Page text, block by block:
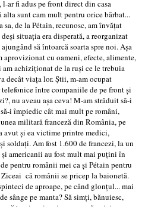
ar fi adus pe front direct din casa
sunt cam mult pentru orice bărbat...
de la Pétain, recunosc, am învăţat
situaţia era disperată, a reorganizat
să întoarcă soarta spre noi. Aşa
aprovizionat cu oameni, efecte, alimente,
achiziţionat de la ruşi ce le trebuia
decât viaţa lor. Ştii, m-am ocupat
între companiile de pe front şi
nu aveau aşa ceva! M-am străduit să-i
i împiedic cât mai mult pe români,
militară franceză din România, pe
avut şi ea victime printre medici,
soldaţi. Am fost 1.600 de francezi, la un
americanii au fost mult mai puţini în
pentru românii mei ca şi Pétain pentru
că românii se pricep la baionetă.
de aproape, pe când glonţul... mai
sânge pe manta? Să simţi, bănuiesc,